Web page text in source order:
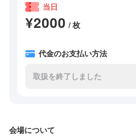
当日
¥2000 / 枚
代金のお支払い方法
取扱を終了しました
会場について